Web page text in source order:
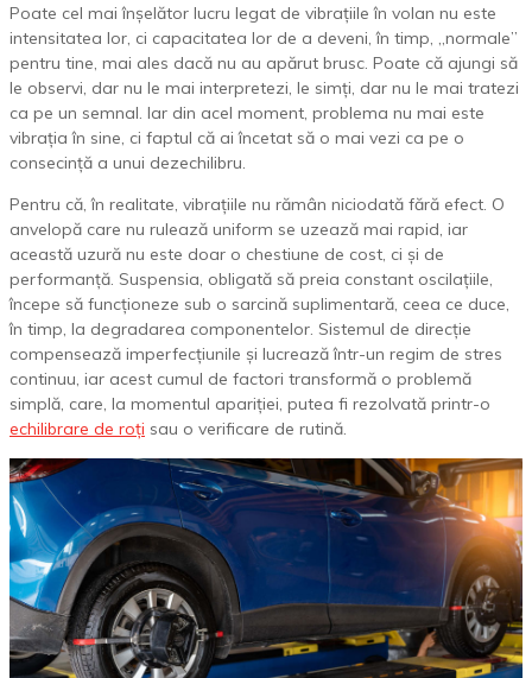
Poate cel mai înșelător lucru legat de vibrațiile în volan nu este
intensitatea lor, ci capacitatea lor de a deveni, în timp, „normale”
pentru tine, mai ales dacă nu au apărut brusc. Poate că ajungi să
le observi, dar nu le mai interpretezi, le simți, dar nu le mai tratezi
ca pe un semnal. Iar din acel moment, problema nu mai este
vibrația în sine, ci faptul că ai încetat să o mai vezi ca pe o
consecință a unui dezechilibru.
Pentru că, în realitate, vibrațiile nu rămân niciodată fără efect. O
anvelopă care nu rulează uniform se uzează mai rapid, iar
această uzură nu este doar o chestiune de cost, ci și de
performanță. Suspensia, obligată să preia constant oscilațiile,
începe să funcționeze sub o sarcină suplimentară, ceea ce duce,
în timp, la degradarea componentelor. Sistemul de direcție
compensează imperfecțiunile și lucrează într-un regim de stres
continuu, iar acest cumul de factori transformă o problemă
simplă, care, la momentul apariției, putea fi rezolvată printr-o
echilibrare de roți sau o verificare de rutină.